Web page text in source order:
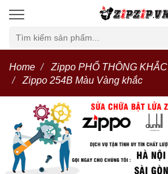
Home
Zippo PHỔ THÔNG KHẮC
Zippo 254B Màu Vàng khắc